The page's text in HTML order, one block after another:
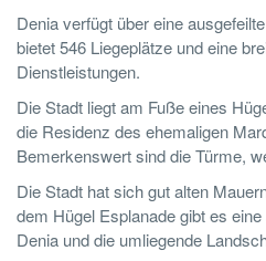
Denia verfügt über eine
bietet 546 Liegeplätze und eine
Dienstleistungen.
Die Stadt liegt am Fuße eines
die Residenz des ehemaligen
Bemerkenswert sind die Türme,
Die Stadt hat sich gut alten
dem Hügel Esplanade gibt es
Denia und die umliegende